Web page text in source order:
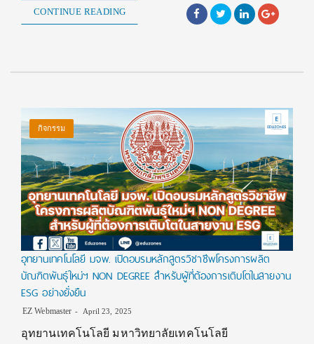
CONTINUE READING
กิจกรรม
อุทยานเทคโนโลยี มจพ. เปิดอบรมหลักสูตรวิชาชีพโครงการผลิต
บัณฑิตพันธุ์ใหม่ฯ NON DEGREE สำหรับผู้ที่ต้องการเติบโตในสายงาน
ESG อย่างยั่งยืน
EZ Webmaster April 23, 2025
อุทยานเทคโนโลยี มหาวิทยาลัยเทคโนโลยี